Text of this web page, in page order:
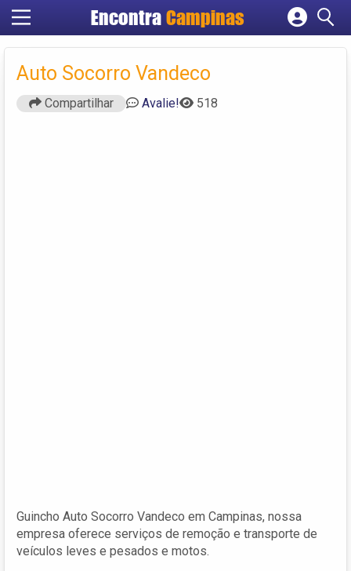
Encontra Campinas
Cadastrar empresa
Criar conta
Auto Socorro Vandeco
Compartilhar Avalie! 518
Guincho Auto Socorro Vandeco em Campinas, nossa
empresa oferece serviços de remoção e transporte de
veículos leves e pesados e motos.